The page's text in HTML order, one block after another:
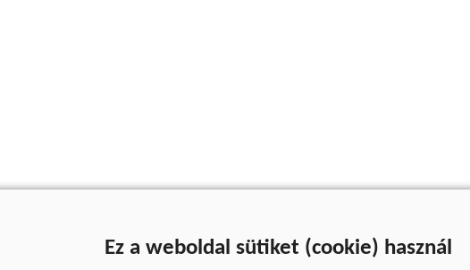
Ez a weboldal sütiket (cookie) használ